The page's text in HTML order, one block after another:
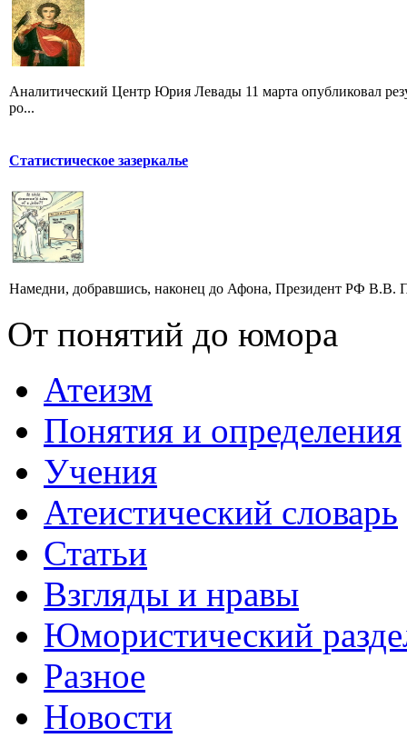
Аналитический Центр Юрия Левады 11 марта опубликовал
ро...
Статистическое зазеркалье
Намедни, добравшись, наконец до Афона, Президент РФ В.В.
От понятий до юмора
Атеизм
Понятия и определения
Учения
Атеистический словарь
Статьи
Взгляды и нравы
Юмористический
Разное
Новости